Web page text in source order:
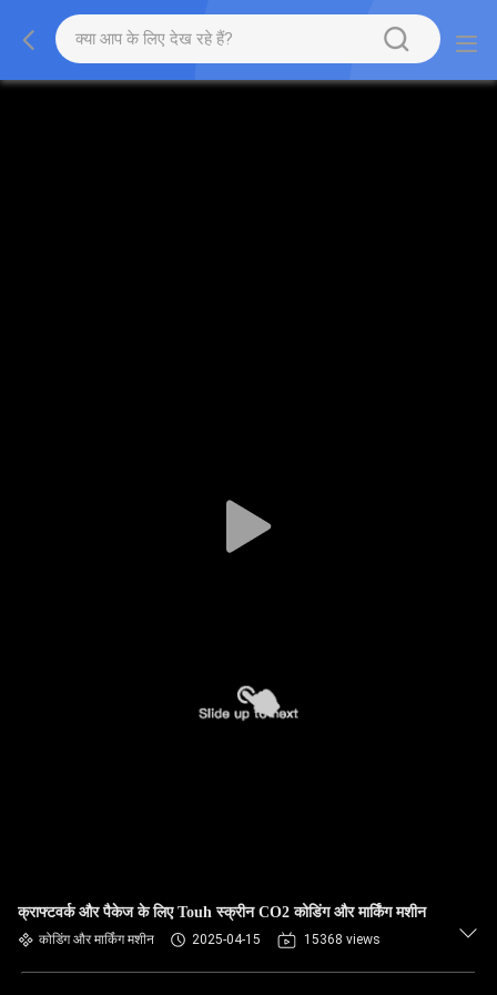
क्राफ्टवर्क और पैकेज के लिए Touh स्क्रीन CO2 कोडिंग और मार्किंग मशीन
कोडिंग और मार्किंग मशीन 2025-04-15 15368 views